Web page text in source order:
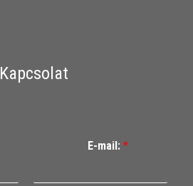
Kapcsolat
E-mail: *